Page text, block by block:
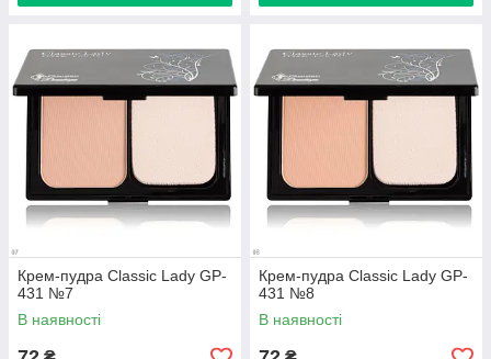
Крем-пудра Classic Lady GP-
431 №7
В наявності
Крем-пудра Classic Lady GP-
431 №8
В наявності